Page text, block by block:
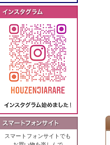
19年1月28日：
「海鮮のあられ」発売開
始！
18年8月7日：
「撰米あられ」発売開始！
18年5月18日：
「ひび割れ醤油味」発売開
始！
18年3月5日：
「大阪風景あられ」発売開
始！
17年11月16日：
「こげめしつぶ煎」発売開
スマートフォンサイトでも